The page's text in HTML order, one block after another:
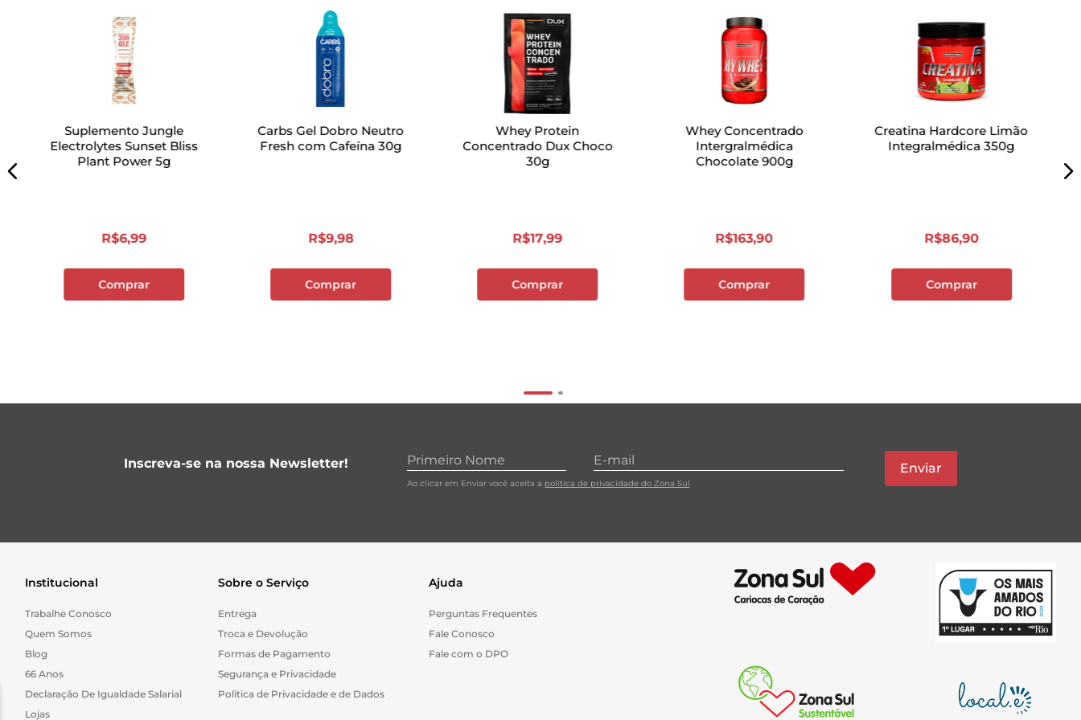
Suplemento Jungle
Electrolytes Sunset Bliss
Plant Power 5g
R$6,99
Comprar
Carbs Gel Dobro Neutro
Fresh com Cafeína 30g
R$9,98
Comprar
Whey Protein
Concentrado Dux Choco
30g
R$17,99
Comprar
Whey Concentrado
Intergralmédica
Chocolate 900g
R$163,90
Comprar
Creatina Hardcore Limão
Integralmédica 350g
R$86,90
Comprar
Inscreva-se na nossa Newsletter!
Ao clicar em Enviar você aceita a política de privacidade do Zona Sul
Enviar
Institucional
Trabalhe Conosco
Quem Somos
Blog
66 Anos
Declaração De Igualdade Salarial
Lojas
Sobre o Serviço
Entrega
Troca e Devolução
Formas de Pagamento
Segurança e Privacidade
Politica de Privacidade e de Dados
Ajuda
Perguntas Frequentes
Fale Conosco
Fale com o DPO